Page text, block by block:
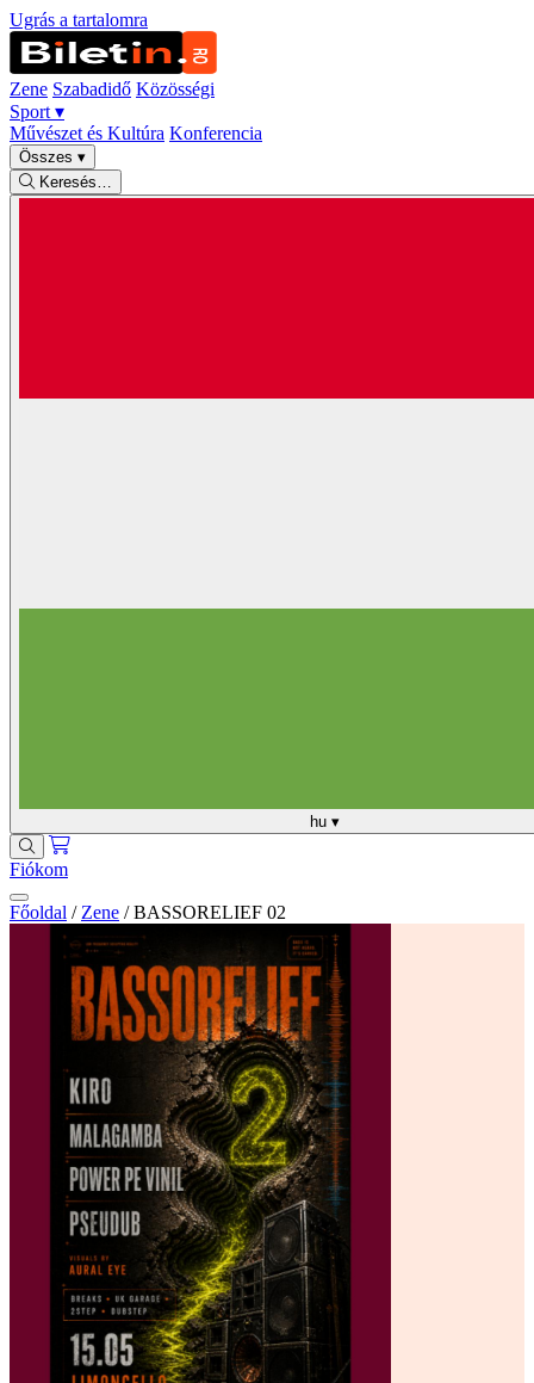
Ugrás a tartalomra
Zene Szabadidő Közösségi
Sport ▾
Művészet és Kultúra Konferencia
Összes ▾
Keresés…
hu ▾
Fiókom
Főoldal / Zene / BASSORELIEF 02